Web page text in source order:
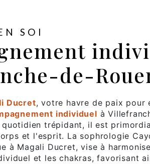
SOI
de-
Ducret, votre havre de paix pour
individuel à
quotidien trépidant, il est
et l'esprit. La sophrologie
à Magali Ducret, vise à
et les chakras, favorisant